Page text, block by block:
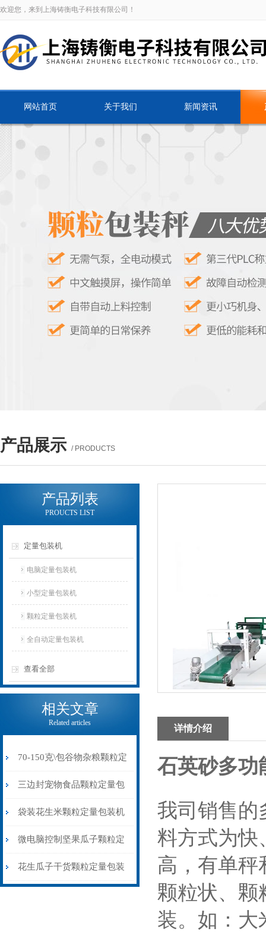
欢迎您，来到上海铸衡电子科技有限公司！
网站首页 关于我们 新闻资讯
产品展示 / PRODUCTS
产品列表
PROUCTS LIST
定量包装机
电脑定量包装机
小型定量包装机
颗粒定量包装机
全自动定量包装机
查看全部
相关文章
Related articles
70-150克\包谷物杂粮颗粒定
量包装机制袋封口一体
三边封宠物食品颗粒定量包
装机称重封口一体
袋装花生米颗粒定量包装机
1公斤背封价格
微电脑控制坚果瓜子颗粒定
量包装机三边封价格
花生瓜子干货颗粒定量包装
详情介绍
石英砂多功
我司销售的
料方式为快
高，有单秤
颗粒状、颗
装。如：大